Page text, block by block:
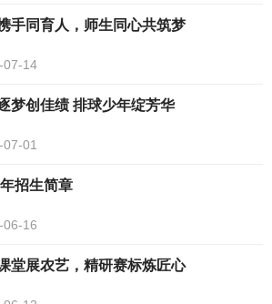
手同育人，师生同心共筑梦
07-14
梦创佳绩 排球少年绽芳华
01
招生简章
06-16
堂展农艺，精研赛标炼匠心